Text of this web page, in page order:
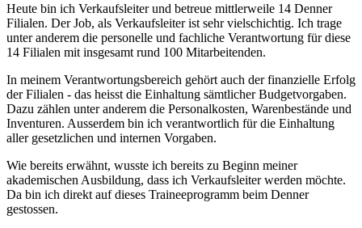
Heute bin ich Verkaufsleiter und betreue mittlerweile 14 Denner
Filialen. Der Job, als Verkaufsleiter ist sehr vielschichtig. Ich trage
unter anderem die personelle und fachliche Verantwortung für diese
14 Filialen mit insgesamt rund 100 Mitarbeitenden.
In meinem Verantwortungsbereich gehört auch der finanzielle Erfolg
der Filialen - das heisst die Einhaltung sämtlicher Budgetvorgaben.
Dazu zählen unter anderem die Personalkosten, Warenbestände und
Inventuren. Ausserdem bin ich verantwortlich für die Einhaltung
aller gesetzlichen und internen Vorgaben.
Wie bereits erwähnt, wusste ich bereits zu Beginn meiner
akademischen Ausbildung, dass ich Verkaufsleiter werden möchte.
Da bin ich direkt auf dieses Traineeprogramm beim Denner
gestossen.